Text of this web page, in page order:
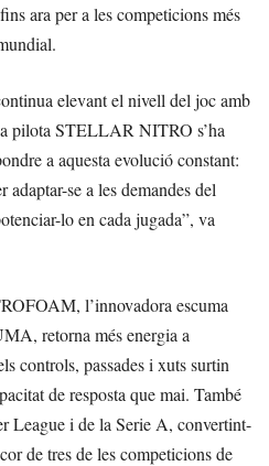
ara per a les competicions més
elevant el nivell del joc amb
pilota STELLAR NITRO s’ha
a aquesta evolució constant:
se a les demandes del
lo en cada jugada”, va
l’innovadora escuma
retorna més energia a
controls, passades i xuts surtin
de resposta que mai. També
League i de la Serie A, convertint-
de tres de les competicions de